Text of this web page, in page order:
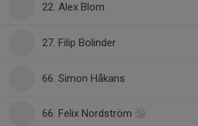
22. Alex Blom
27. Filip Bolinder
66. Simon Håkans
66. Felix Nordström